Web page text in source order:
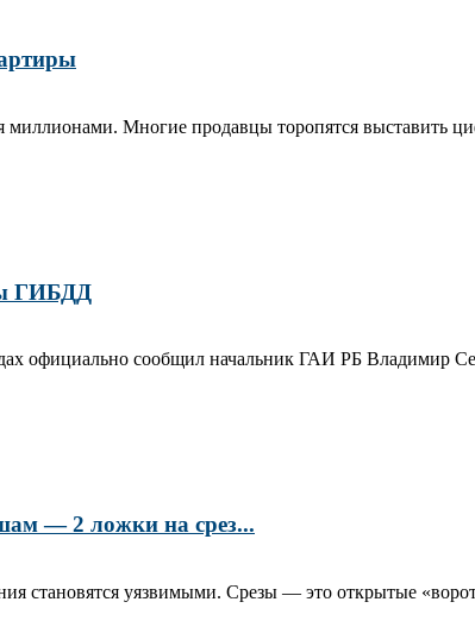
Многие продавцы торопятся выставить
ГИБДД
официально сообщил начальник ГАИ РБ Владимир
— 2 ложки на срез...
становятся уязвимыми. Срезы — это открытые